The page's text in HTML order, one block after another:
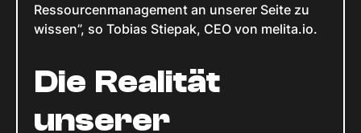
Ressourcenmanagement an unserer Seite zu
wissen”, so Tobias Stiepak, CEO von melita.io.
Die Realität
unserer